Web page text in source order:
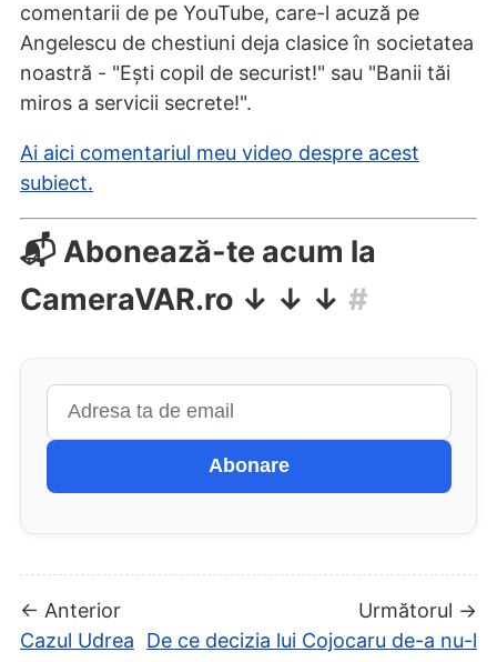
comentarii de pe YouTube, care-l acuză pe
Angelescu de chestiuni deja clasice în societatea
noastră - "Ești copil de securist!" sau "Banii tăi
miros a servicii secrete!".
Ai aici comentariul meu video despre acest
subiect.
📬 Abonează-te acum la
CameraVAR.ro ↓ ↓ ↓ #
Abonare
← Anterior
Cazul Udrea
Următorul →
De ce decizia lui Cojocaru de-a nu-l